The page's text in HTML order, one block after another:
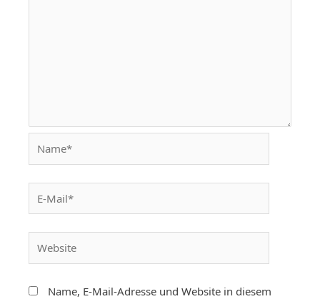
Name, E-Mail-Adresse und Website in diesem